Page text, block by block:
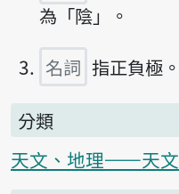
為「陰」。
名詞 指正負極。
分類
天文、地理——天文